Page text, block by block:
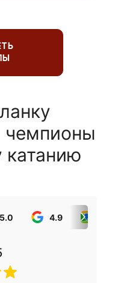
чемпионы
катанию
5.0 4.9